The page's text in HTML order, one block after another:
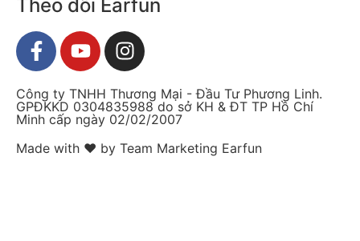
Theo dõi Earfun
Công ty TNHH Thương Mại - Đầu Tư Phương Linh.
GPĐKKD 0304835988 do sở KH & ĐT TP Hồ Chí
Minh cấp ngày 02/02/2007
Made with ❤ by Team Marketing Earfun